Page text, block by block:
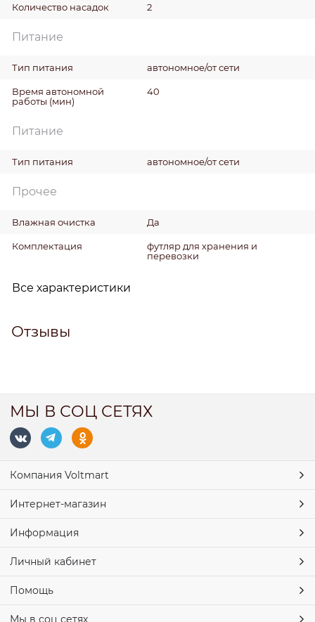
Количество насадок 2
Питание
Тип питания автономное/от сети
Время автономной
работы (мин)
40
Питание
Тип питания автономное/от сети
Прочее
Влажная очистка Да
Комплектация
футляр для хранения и
перевозки
Все характеристики
Отзывы
МЫ В СОЦ СЕТЯХ
Компания Voltmart
Интернет-магазин
Информация
Личный кабинет
Помощь
Мы в соц сетях